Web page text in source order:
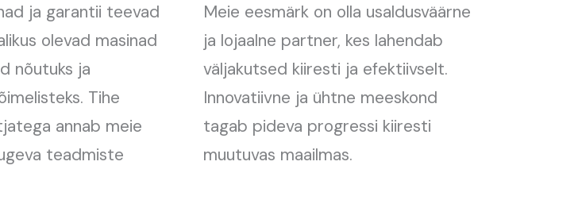
ja garantii teevad
olevad masinad
nõutuks ja
Tihe
annab meie
teadmiste
Meie eesmärk on olla usaldusväärne
ja lojaalne partner, kes lahendab
väljakutsed kiiresti ja efektiivselt.
Innovatiivne ja ühtne meeskond
tagab pideva progressi kiiresti
muutuvas maailmas.